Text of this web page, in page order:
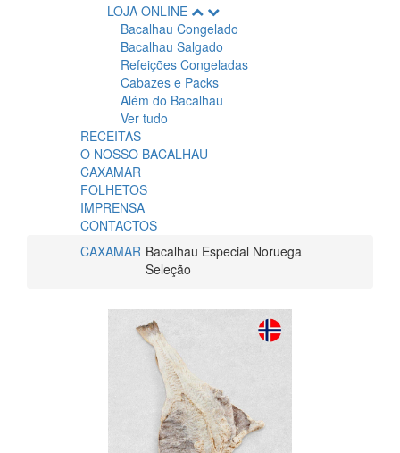
LOJA ONLINE
Bacalhau Congelado
Bacalhau Salgado
Refeições Congeladas
Cabazes e Packs
Além do Bacalhau
Ver tudo
RECEITAS
O NOSSO BACALHAU
CAXAMAR
FOLHETOS
IMPRENSA
CONTACTOS
CAXAMAR Bacalhau Especial Noruega
Seleção